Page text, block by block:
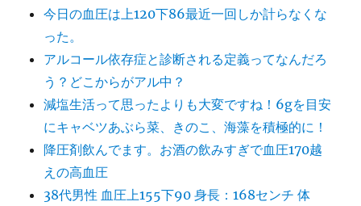
今日の血圧は上120下86最近一回しか計らなくな
った。
アルコール依存症と診断される定義ってなんだろ
う？どこからがアル中？
減塩生活って思ったよりも大変ですね！6gを目安
にキャベツあぶら菜、きのこ、海藻を積極的に！
降圧剤飲んでます。お酒の飲みすぎで血圧170越
えの高血圧
38代男性 血圧上155下90 身長：168センチ 体